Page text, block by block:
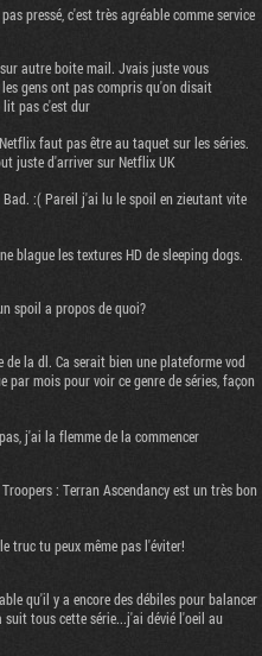
pressé, c'est très agréable comme service
autre boite mail. Jvais juste vous
gens ont pas compris qu'on disait
lit pas c'est dur
faut pas être au taquet sur les séries.
juste d'arriver sur Netflix UK
Bad. :( Pareil j'ai lu le spoil en zieutant vite
blague les textures HD de sleeping dogs.
spoil a propos de quoi?
la dl. Ca serait bien une plateforme vod
par mois pour voir ce genre de séries, façon
j'ai la flemme de la commencer
: Terran Ascendancy est un très bon
truc tu peux même pas l'éviter!
qu'il y a encore des débiles pour balancer
suit tous cette série...j'ai dévié l'oeil au